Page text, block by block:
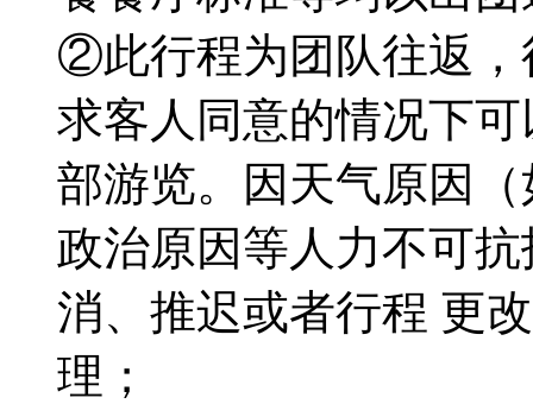
②此行程为团队往返，
求客人同意的情况下
部游览。因天气原因
政治原因等人力不可
消、推迟或者行程 更
理；